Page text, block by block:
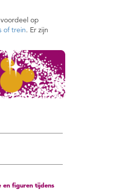
op
of trein. Er zijn
en figuren tijdens